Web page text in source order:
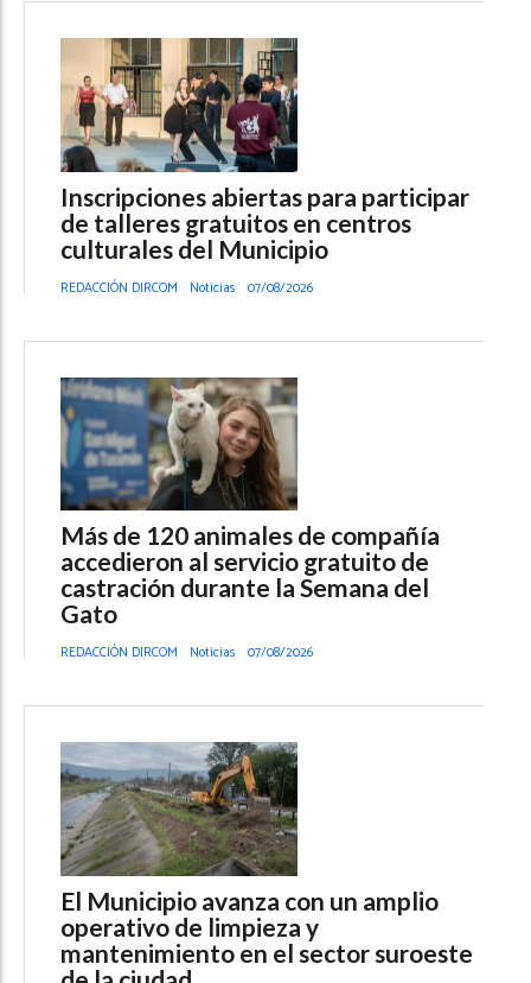
Inscripciones abiertas para participar
de talleres gratuitos en centros
culturales del Municipio
REDACCIÓN DIRCOM Noticias 07/08/2026
Más de 120 animales de compañía
accedieron al servicio gratuito de
castración durante la Semana del
Gato
REDACCIÓN DIRCOM Noticias 07/08/2026
El Municipio avanza con un amplio
operativo de limpieza y
mantenimiento en el sector suroeste